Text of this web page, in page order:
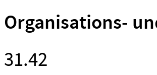
Organisations-
31.42